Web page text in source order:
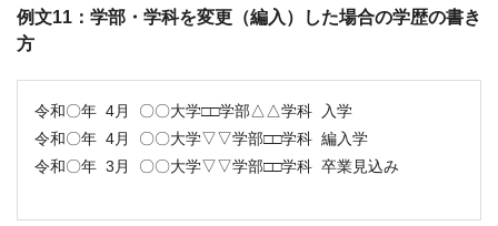
例文11：学部・学科を変更（編入）した場合の学歴の書き
方
令和〇年 4月 〇〇大学□□学部△△学科 入学
令和〇年 4月 〇〇大学▽▽学部□□学科 編入学
令和〇年 3月 〇〇大学▽▽学部□□学科 卒業見込み